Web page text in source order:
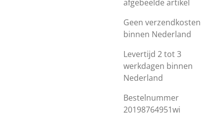
afgebeelde artikel
Geen verzendkosten
binnen Nederland
Levertijd 2 tot 3
werkdagen binnen
Nederland
Bestelnummer
20198764951wi